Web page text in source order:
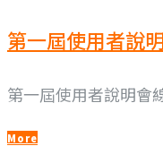
第一屆使用者說
第一屆使用者說明會
More